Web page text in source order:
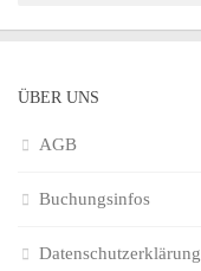
ÜBER UNS
AGB
Buchungsinfos
Datenschutzerklärung